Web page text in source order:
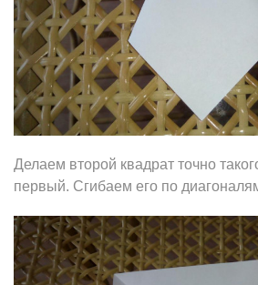
Делаем второй квадрат точно
первый. Сгибаем его по